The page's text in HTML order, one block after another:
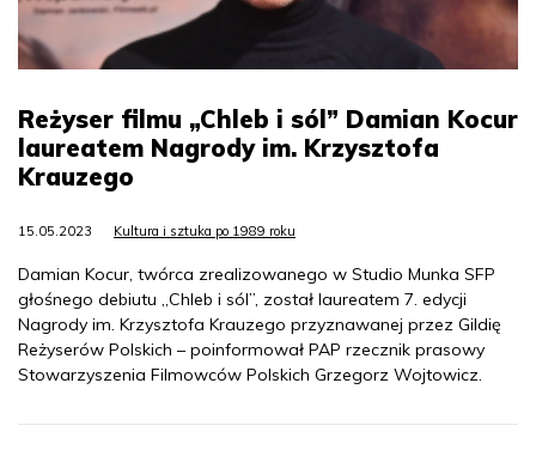
Reżyser filmu „Chleb i sól” Damian Kocur
laureatem Nagrody im. Krzysztofa
Krauzego
15.05.2023 Kultura i sztuka po 1989 roku
Damian Kocur, twórca zrealizowanego w Studio Munka SFP
głośnego debiutu „Chleb i sól”, został laureatem 7. edycji
Nagrody im. Krzysztofa Krauzego przyznawanej przez Gildię
Reżyserów Polskich – poinformował PAP rzecznik prasowy
Stowarzyszenia Filmowców Polskich Grzegorz Wojtowicz.